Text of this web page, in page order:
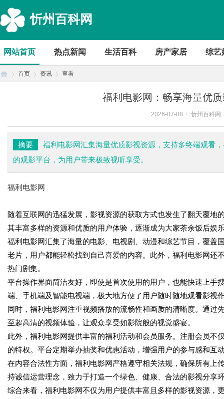
忻州百科网
网站首页 热点新闻 生活百科 房产家居 综艺
首页 资讯 查看
福利电影网：畅享海量优
2026-07-08 / 忻州百科网
摘要
福利电影网汇集海量优质影视资源，支持多终端观看
的观影平台，为用户带来极致视听享受。
福利电影网
随着互联网的迅猛发展，影视资源的获取方式也发生了翻天覆
其丰富多样的资源和优质的用户体验，逐渐成为大家茶余饭后娱
福利电影网汇集了海量的电影、电视剧、动漫和综艺节目，覆盖
老片，用户都能轻松找到自己喜爱的内容。此外，福利电影网还
热门剧集。
平台操作界面简洁友好，即使是首次使用的用户，也能快速上手
端、手机端及智能电视端，极大地方便了用户随时随地观看影视
同时，福利电影网注重视频播放的流畅性和画质的清晰度。通
至超高清的视频体验，让观众享受如影院般的视觉盛宴。
此外，福利电影网提供丰富的福利活动和会员服务。注册会员
的特权。平台定期举办抽奖和优惠活动，增强用户的参与感和互
在内容合法性方面，福利电影网严格遵守相关法规，确保所有上
持诚信运营理念，致力于打造一个绿色、健康、合法的影视分享
综合来看，福利电影网不仅为用户提供丰富且多样的影视资源，